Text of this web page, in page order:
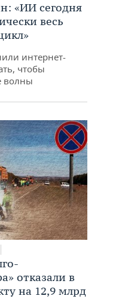
«ИИ сегодня
весь
интернет-
чтобы
волны
отказали в
на 12,9 млрд